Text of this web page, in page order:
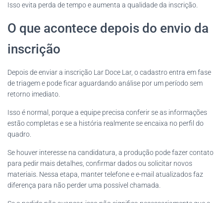
Isso evita perda de tempo e aumenta a qualidade da inscrição.
O que acontece depois do envio da
inscrição
Depois de enviar a inscrição Lar Doce Lar, o cadastro entra em fase
de triagem e pode ficar aguardando análise por um período sem
retorno imediato.
Isso é normal, porque a equipe precisa conferir se as informações
estão completas e se a história realmente se encaixa no perfil do
quadro.
Se houver interesse na candidatura, a produção pode fazer contato
para pedir mais detalhes, confirmar dados ou solicitar novos
materiais. Nessa etapa, manter telefone e e-mail atualizados faz
diferença para não perder uma possível chamada.